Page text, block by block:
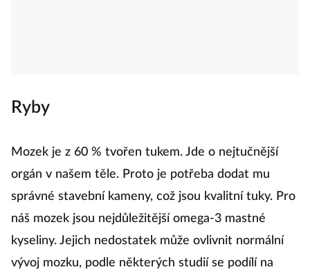
Ryby
Mozek je z 60 % tvořen tukem. Jde o nejtučnější
orgán v našem těle. Proto je potřeba dodat mu
správné stavební kameny, což jsou kvalitní tuky. Pro
náš mozek jsou nejdůležitější omega-3 mastné
kyseliny. Jejich nedostatek může ovlivnit normální
vývoj mozku, podle některých studií se podílí na